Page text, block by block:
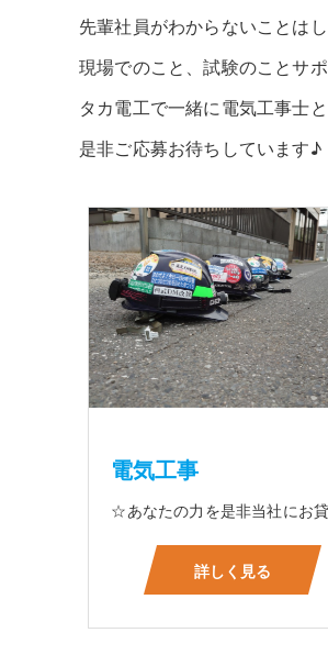
先輩社員がわからないことは
現場でのこと、試験のことサ
タカ電工で一緒に電気工事士
是非ご応募お待ちしています♪
電気工事
詳しく見る